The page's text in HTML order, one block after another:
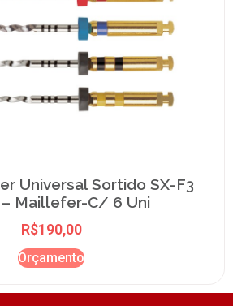
Universal Sortido SX-F3
– Maillefer-C/ 6 Uni
R$190,00
Orçamento